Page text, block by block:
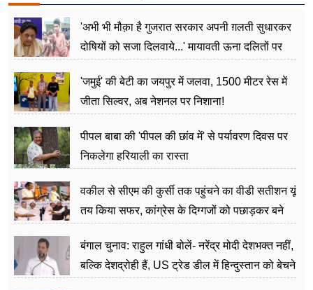
'अभी भी मौक़ा है गुजरात सरकार अपनी ग़लती सुधारकर
दोषियों को सजा दिलवाये...' मायावती ऊना दलितों पर
'जमुई' की बेटी का जयपुर में जलवा, 1500 मीटर रेस में
जीता सिल्वर, अब नेशनल पर निशाना!
पीपल बाबा की 'पीपल की छांव में' से पर्यावरण दिवस पर
निकलेगा हरियाली का रास्ता
वकील से सीएम की कुर्सी तक पहुंचने का वीडी सतीशन यूं
तय किया सफर, कांग्रेस के दिग्गजों को पछाड़कर बने
बंगाल चुनाव: राहुल गांधी बोलें- नरेंद्र मोदी देशभक्त नहीं,
बल्कि देशद्रोही हैं, US ट्रेड डील में हिन्दुस्तान को बेचने